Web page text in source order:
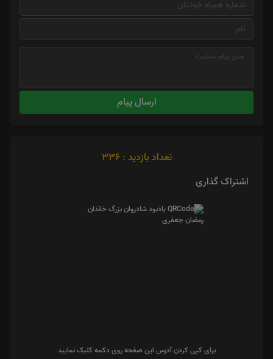
ارسال پیام
تعداد بازدید : 336
اشتراک گذاری
برای کپی کردن آدرس این صفحه روی دکمه کلیک نمایید